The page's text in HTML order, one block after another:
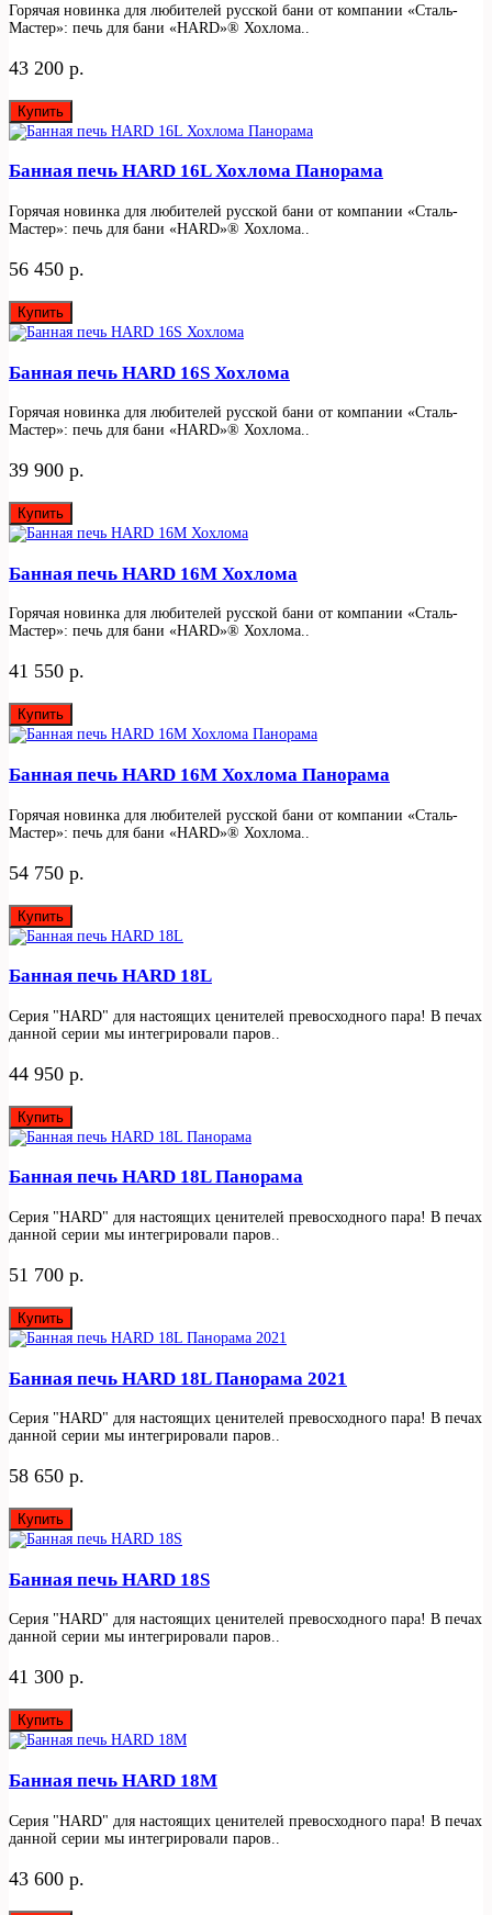
Горячая новинка для любителей русской бани от компании «Сталь-
Мастер»: печь для бани «HARD»® Хохлома..
43 200 р.
Купить
Банная печь HARD 16L Хохлома Панорама
Горячая новинка для любителей русской бани от компании «Сталь-
Мастер»: печь для бани «HARD»® Хохлома..
56 450 р.
Купить
Банная печь HARD 16S Хохлома
Горячая новинка для любителей русской бани от компании «Сталь-
Мастер»: печь для бани «HARD»® Хохлома..
39 900 р.
Купить
Банная печь HARD 16М Хохлома
Горячая новинка для любителей русской бани от компании «Сталь-
Мастер»: печь для бани «HARD»® Хохлома..
41 550 р.
Купить
Банная печь HARD 16М Хохлома Панорама
Горячая новинка для любителей русской бани от компании «Сталь-
Мастер»: печь для бани «HARD»® Хохлома..
54 750 р.
Купить
Банная печь HARD 18L
Серия "HARD" для настоящих ценителей превосходного пара! В печах
данной серии мы интегрировали паров..
44 950 р.
Купить
Банная печь HARD 18L Панорама
Серия "HARD" для настоящих ценителей превосходного пара! В печах
данной серии мы интегрировали паров..
51 700 р.
Купить
Банная печь HARD 18L Панорама 2021
Серия "HARD" для настоящих ценителей превосходного пара! В печах
данной серии мы интегрировали паров..
58 650 р.
Купить
Банная печь HARD 18S
Серия "HARD" для настоящих ценителей превосходного пара! В печах
данной серии мы интегрировали паров..
41 300 р.
Купить
Банная печь HARD 18М
Серия "HARD" для настоящих ценителей превосходного пара! В печах
данной серии мы интегрировали паров..
43 600 р.